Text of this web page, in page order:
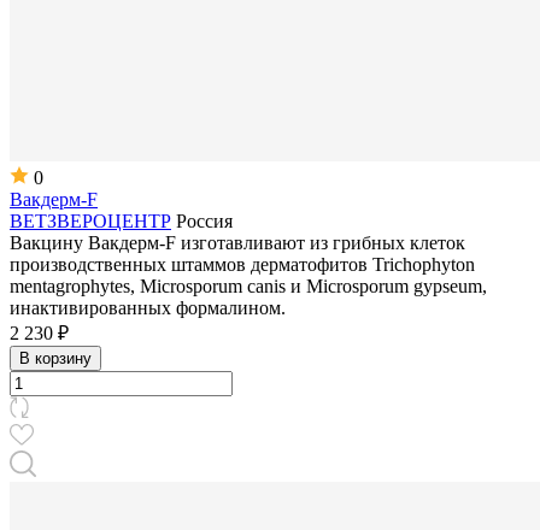
0
Вакдерм-F
ВЕТЗВЕРОЦЕНТР Россия
Вакцину Вакдерм-F изготавливают из грибных клеток
производственных штаммов дерматофитов Trichophyton
mentagrophytes, Microsporum canis и Microsporum gypseum,
инактивированных формалином.
2 230 ₽
В корзину